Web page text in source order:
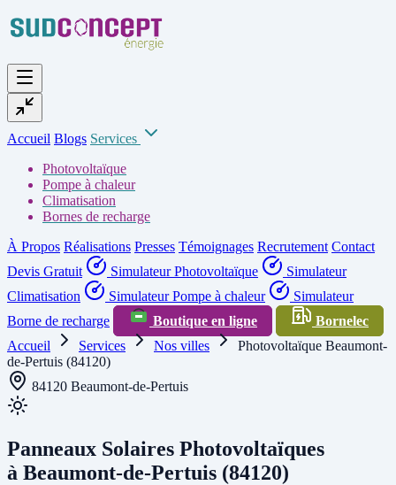
Accueil Blogs Services
Photovoltaïque
Pompe à chaleur
Climatisation
Bornes de recharge
À Propos Réalisations Presses Témoignages Recrutement Contact
Devis Gratuit
Simulateur Photovoltaïque
Simulateur
Climatisation
Simulateur Pompe à chaleur
Simulateur
Borne de recharge
Boutique en ligne
Bornelec
Accueil
Services Nos villes
Photovoltaïque Beaumont-
de-Pertuis (84120)
84120 Beaumont-de-Pertuis
Panneaux Solaires Photovoltaïques
à Beaumont-de-Pertuis (84120)